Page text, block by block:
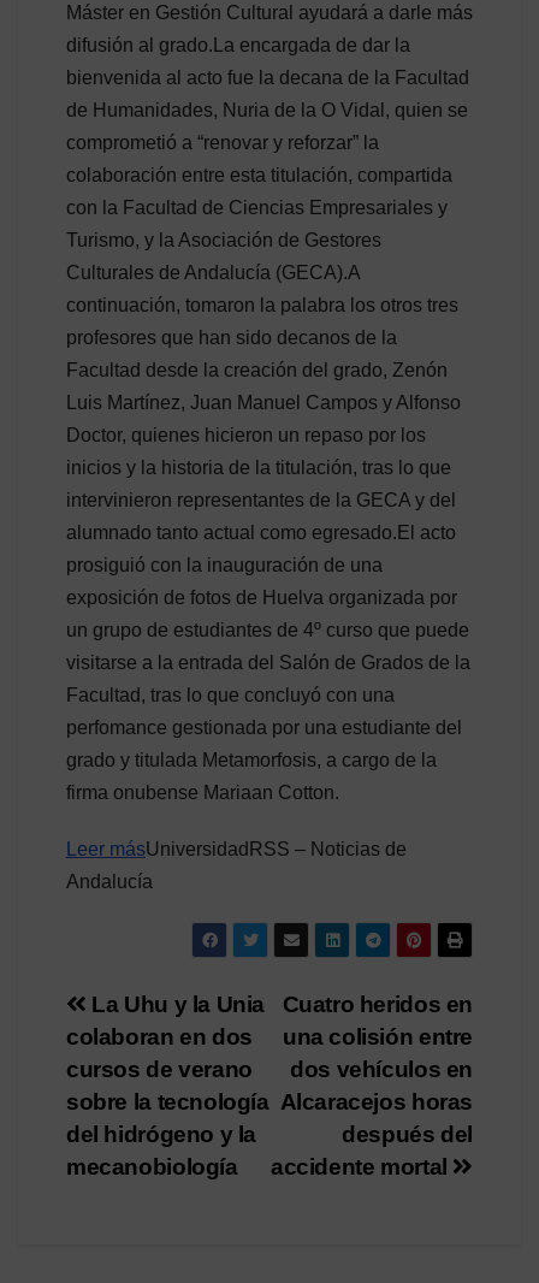
Máster en Gestión Cultural ayudará a darle más
difusión al grado.La encargada de dar la
bienvenida al acto fue la decana de la Facultad
de Humanidades, Nuria de la O Vidal, quien se
comprometió a “renovar y reforzar” la
colaboración entre esta titulación, compartida
con la Facultad de Ciencias Empresariales y
Turismo, y la Asociación de Gestores
Culturales de Andalucía (GECA).A
continuación, tomaron la palabra los otros tres
profesores que han sido decanos de la
Facultad desde la creación del grado, Zenón
Luis Martínez, Juan Manuel Campos y Alfonso
Doctor, quienes hicieron un repaso por los
inicios y la historia de la titulación, tras lo que
intervinieron representantes de la GECA y del
alumnado tanto actual como egresado.El acto
prosiguió con la inauguración de una
exposición de fotos de Huelva organizada por
un grupo de estudiantes de 4º curso que puede
visitarse a la entrada del Salón de Grados de la
Facultad, tras lo que concluyó con una
perfomance gestionada por una estudiante del
grado y titulada Metamorfosis, a cargo de la
firma onubense Mariaan Cotton.
Leer másUniversidadRSS – Noticias de
Andalucía
Navegación
de
entradas
Cuatro heridos en
una colisión entre
dos vehículos en
Alcaracejos horas
después del
accidente mortal
La Uhu y la Unia
colaboran en dos
cursos de verano
sobre la tecnología
del hidrógeno y la
mecanobiología